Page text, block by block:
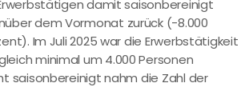
damit saisonbereinigt
dem Vormonat zurück (-8.000
Im Juli 2025 war die Erwerbstätigkeit
minimal um 4.000 Personen
saisonbereinigt nahm die Zahl der